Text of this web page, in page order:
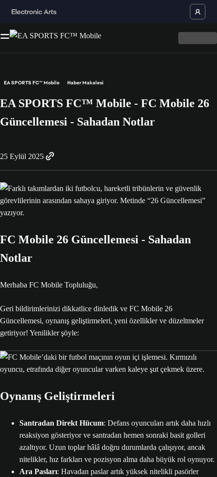
EA SPORTS FC™ Mobile Haber Makalesi
EA SPORTS FC™ Mobile - FC Mobile 26
Güncellemesi - Sahadan Notlar
25 Eylül 2025
FC Mobile 26 Güncellemesi - Sahadan
Notlar
Merhaba FC Mobile Topluluğu,
Geri bildirimlerinizi dikkatlice dinledik ve FC Mobile 26
Güncellemesi, oynanış geliştirmeleri, yeni özellikler ve düzeltmeler
getiriyor! Yenilikler şöyle:
Oynanış Geliştirmeleri
Santradan Direkt Hücum: Defans oyuncuları artık daha hızlı
reaksiyon gösteriyor ve santradan hemen sonraki basit golleri
azaltıyor. Uzun toplar hâlâ doğru durumlarda çalışıyor, ancak
nitelikler, hız farkları ve pozisyon alma daha büyük rol oynuyor.
Ara Pasları: Havadan paslar artık yüksek nitelikli pasörler